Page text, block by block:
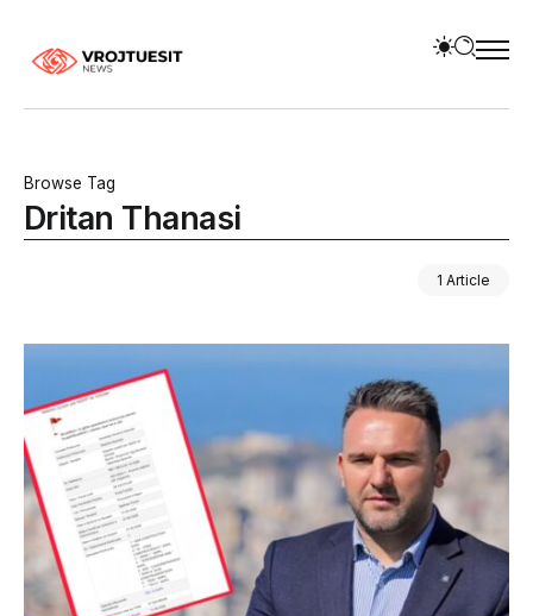
Browse Tag
Dritan Thanasi
1 Article